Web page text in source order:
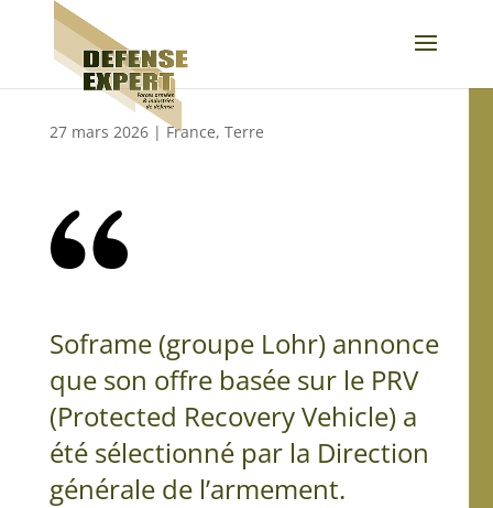
27 mars 2026| France, Terre
Soframe (groupe Lohr) annonce
que son offre basée sur le PRV
(Protected Recovery Vehicle) a
été sélectionné par la Direction
générale de l’armement.